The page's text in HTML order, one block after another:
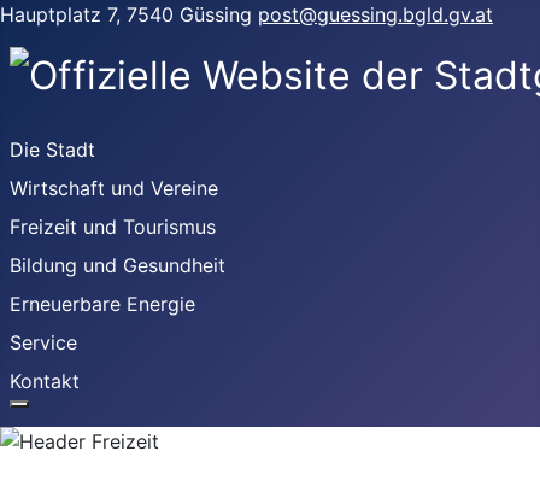
Hauptplatz 7, 7540 Güssing post@guessing.bgld.gv.at
Die Stadt
Wirtschaft und Vereine
Freizeit und Tourismus
Bildung und Gesundheit
Erneuerbare Energie
Service
Kontakt